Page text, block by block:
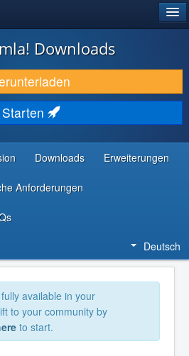
Downloads
Starten
Downloads Erweiterungen
Anforderungen
Deutsch
available in your
to your community by
to start.